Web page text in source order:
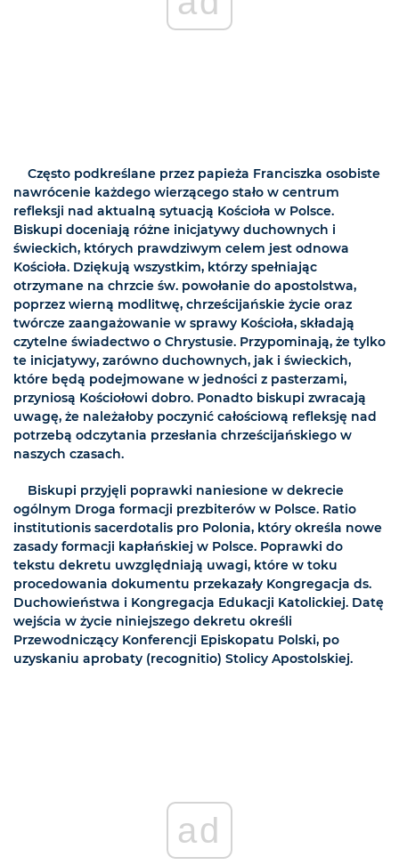
Często podkreślane przez papieża Franciszka osobiste
nawrócenie każdego wierzącego stało w centrum
refleksji nad aktualną sytuacją Kościoła w Polsce.
Biskupi doceniają różne inicjatywy duchownych i
świeckich, których prawdziwym celem jest odnowa
Kościoła. Dziękują wszystkim, którzy spełniając
otrzymane na chrzcie św. powołanie do apostolstwa,
poprzez wierną modlitwę, chrześcijańskie życie oraz
twórcze zaangażowanie w sprawy Kościoła, składają
czytelne świadectwo o Chrystusie. Przypominają, że tylko
te inicjatywy, zarówno duchownych, jak i świeckich,
które będą podejmowane w jedności z pasterzami,
przyniosą Kościołowi dobro. Ponadto biskupi zwracają
uwagę, że należałoby poczynić całościową refleksję nad
potrzebą odczytania przesłania chrześcijańskiego w
naszych czasach.
Biskupi przyjęli poprawki naniesione w dekrecie
ogólnym Droga formacji prezbiterów w Polsce. Ratio
institutionis sacerdotalis pro Polonia, który określa nowe
zasady formacji kapłańskiej w Polsce. Poprawki do
tekstu dekretu uwzględniają uwagi, które w toku
procedowania dokumentu przekazały Kongregacja ds.
Duchowieństwa i Kongregacja Edukacji Katolickiej. Datę
wejścia w życie niniejszego dekretu określi
Przewodniczący Konferencji Episkopatu Polski, po
uzyskaniu aprobaty (recognitio) Stolicy Apostolskiej.
ad